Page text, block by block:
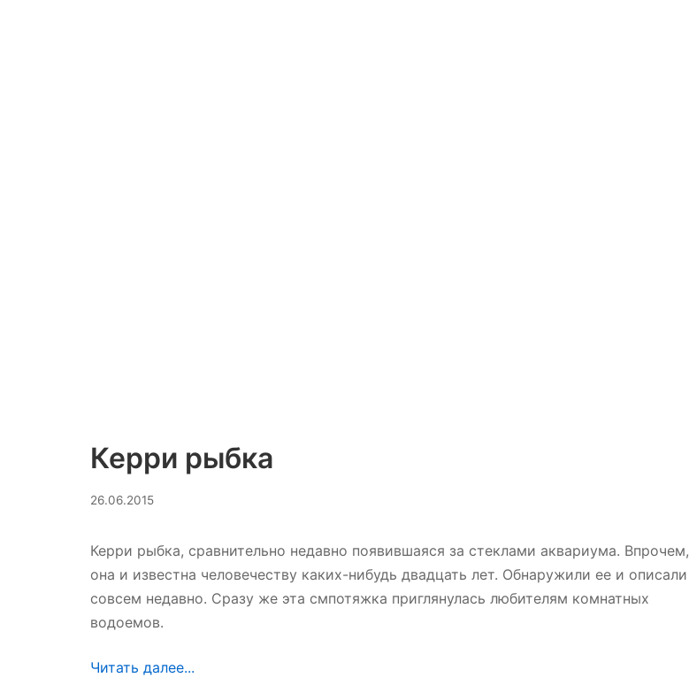
Керри рыбка
26.06.201527.08.2023
Керри рыбка, сравнительно недавно появившаяся за стеклами аквариума. Впрочем,
она и известна человечеству каких-нибудь двадцать лет. Обнаружили ее и описали
совсем недавно. Сразу же эта смпотяжка приглянулась любителям комнатных
водоемов.
Читать далее...